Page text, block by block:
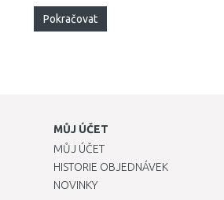
Pokračovat
MŮJ ÚČET
MŮJ ÚČET
HISTORIE OBJEDNÁVEK
NOVINKY